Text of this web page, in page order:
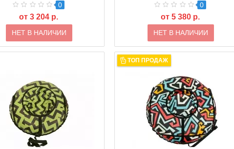
0
от 3 204 р.
НЕТ В НАЛИЧИИ
0
от 5 380 р.
НЕТ В НАЛИЧИИ
ТОП ПРОДАЖ